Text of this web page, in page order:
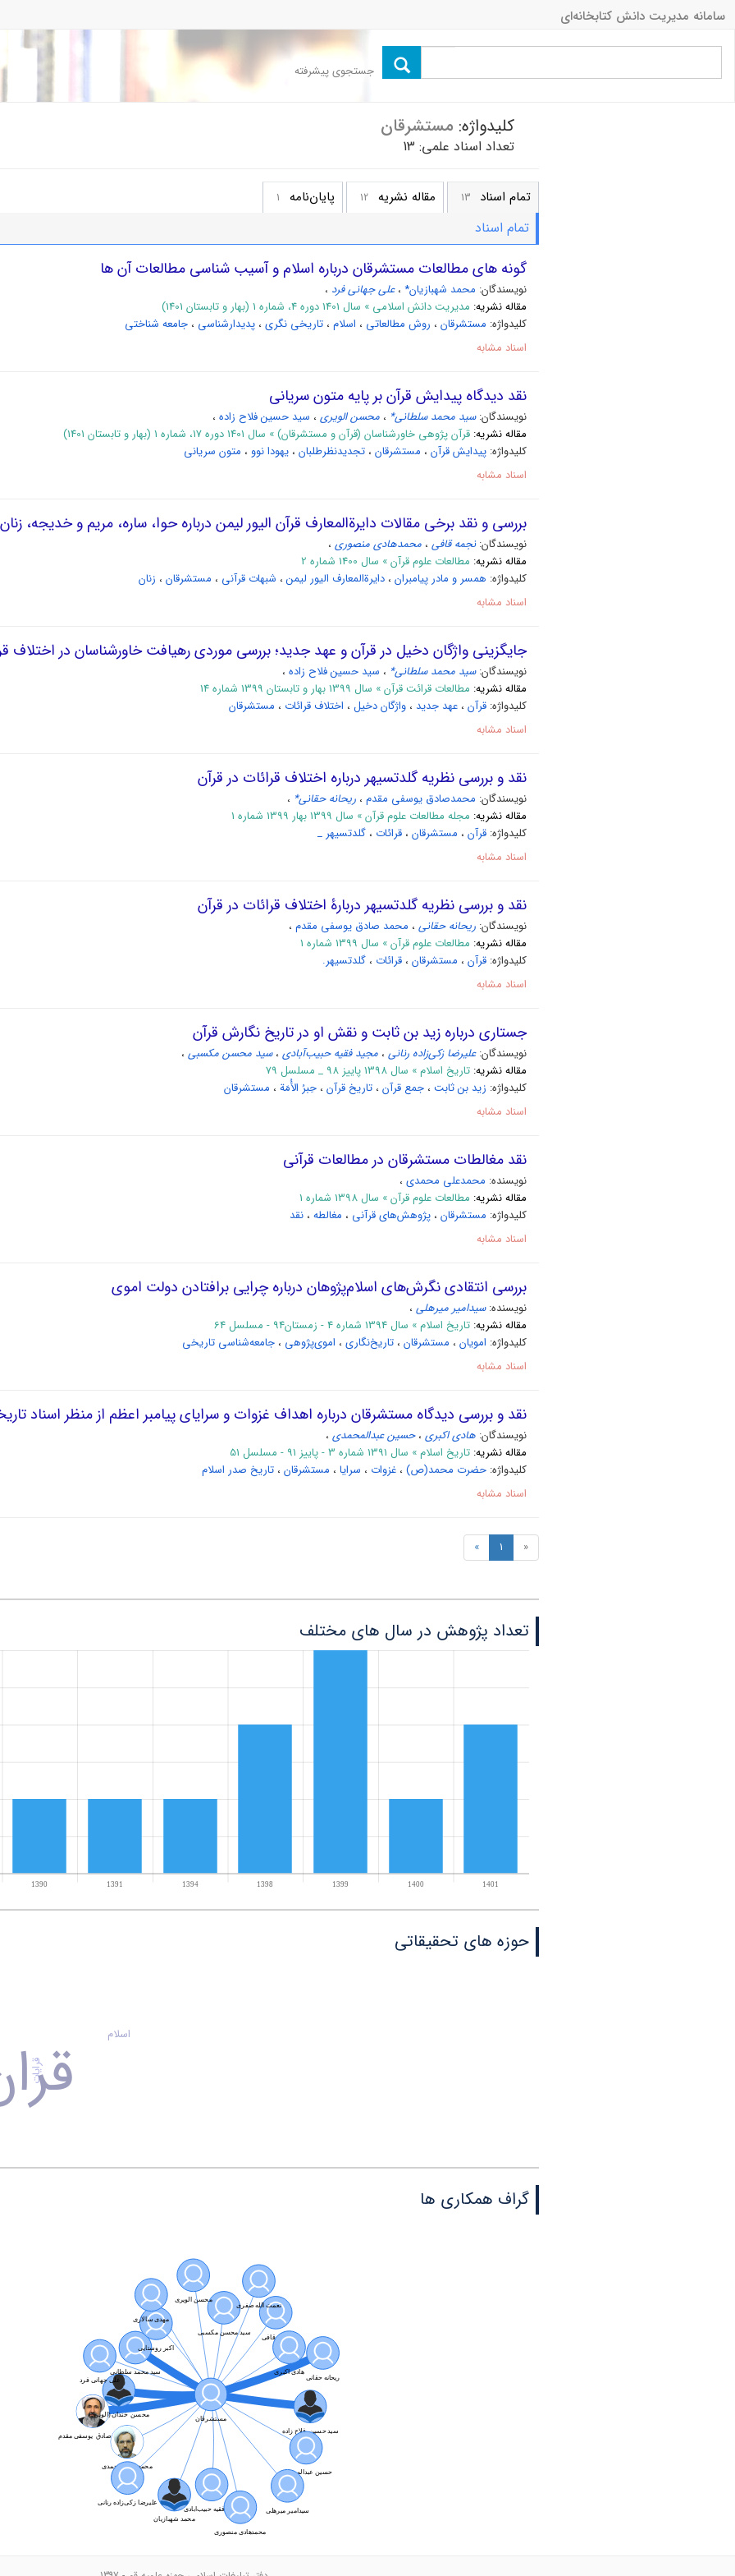
سامانه مدیریت دانش کتابخانه‌ای
جستجوی پیشرفته
کلیدواژه: مستشرقان
تعداد اسناد علمی: 13
تمام اسناد 13 مقاله نشریه 12 پایان‌نامه 1
تمام اسناد
گونه های مطالعات مستشرقان درباره اسلام و آسیب شناسی مطالعات آن ها
نویسندگان: محمد شهبازیان* ،علی جهانی فرد ،
مقاله نشریه: مدیریت دانش اسلامی » سال 1401 دوره 4، شماره 1 (بهار و تابستان 1401)
کلیدواژه: مستشرقان ، روش مطالعاتی ، اسلام ، تاریخی نگری ، پدیدارشناسی ، جامعه شناختی
اسناد مشابه
نقد دیدگاه پیدایش قرآن بر پایه متون سریانی
نویسندگان:سید محمد سلطانی* ، محسن الویری ، سید حسین فلاح زاده ،
مقاله نشریه: قرآن پژوهی خاورشناسان (قرآن و مستشرقان) » سال 1401 دوره 17، شماره 1 (بهار و تابستان 1401)
کلیدواژه: پیدایش قرآن ، مستشرقان ، تجدیدنظرطلبان ، یهودا نوو ، متون سریانی
اسناد مشابه
بررسی و نقد برخی مقالات دایرة‌المعارف قرآن الیور لیمن درباره حوا، ساره، مریم و خدیجه،
نویسندگان:نجمه قافی ، محمدهادی منصوری ،
مقاله نشریه: مطالعات علوم قرآن » سال 1400 شماره 2
کلیدواژه: همسر و مادر پیامبران ، دایرة‌المعارف الیور لیمن ، شبهات قرآنی ، مستشرقان ، زنان
اسناد مشابه
جایگزینی واژگان دخیل در قرآن و عهد جدید؛ بررسی موردی رهیافت خاورشناسان در اختلاف
نویسندگان:سید محمد سلطانی* ، سید حسین فلاح زاده ،
مقاله نشریه: مطالعات قرائت قرآن » سال 1399 بهار و تابستان 1399 شماره 14
کلیدواژه: قرآن ، عهد جدید ، واژگان دخیل ، اختلاف قرائات ، مستشرقان
اسناد مشابه
نقد و بررسی نظریه گلدتسیهر درباره اختلاف قرائات در قرآن
نویسندگان: محمدصادق یوسفی مقدم ، ریحانه حقانی* ،
مقاله نشریه: مجله مطالعات علوم قرآن » سال 1399 بهار 1399 شماره 1
کلیدواژه: قرآن ، مستشرقان ، قرائات ، گلدتسیهر _
اسناد مشابه
نقد و بررسی نظریه گلدتسیهر دربارۀ اختلاف قرائات در قرآن
نویسندگان: ریحانه حقانی ، محمد صادق یوسفی مقدم ،
مقاله نشریه: مطالعات علوم قرآن » سال 1399 شماره 1
کلیدواژه: ﻗﺮآن ، ﻣﺴﺘﺸﺮﻗﺎن ، ﻗﺮاﺋﺎت ، ﮔﻠﺪتسیهر. ‬‬‬
اسناد مشابه
جستاری درباره زید بن ثابت و نقش او در تاریخ نگارش قرآن
نویسندگان:علیرضا زکی‌زاده رنانی ، مجید فقیه حبیب‌آبادی ،سید محسن مکسبی ،
مقاله نشریه: تاریخ اسلام » سال 1398 پاییز 98 _ مسلسل 79
کلیدواژه: زید بن ثابت ، جمع قرآن ، تاریخ قرآن ، حِبرُ الأُمَة ، مستشرقان
اسناد مشابه
نقد مغالطات مستشرقان در مطالعات قرآنی
نویسنده: محمدعلی محمدی ،
مقاله نشریه: مطالعات علوم قرآن » سال 1398 شماره 1
کلیدواژه: مستشرقان ، پژوهش‌‌های قرآنی ، مغالطه ، نقد
اسناد مشابه
بررسی انتقادی نگرش‌های اسلام‌پژوهان درباره چرایی برافتادن دولت اموی
نویسنده:سیدامیر میرهلی ،
مقاله نشریه: تاریخ اسلام » سال 1394 شماره 4 - زمستان94 - مسلسل 64
کلیدواژه: امویان ، مستشرقان ، تاریخ‌نگاری ، اموی‌پژوهی ، جامعه‌شناسی تاریخی
اسناد مشابه
نقد و بررسی دیدگاه مستشرقان درباره اهداف غزوات و سرایای پیامبر اعظم از منظر اسناد
نویسندگان: هادی اکبری ،حسین عبدالمحمدی ،
مقاله نشریه: تاریخ اسلام » سال 1391 شماره 3 - پاییز 91 - مسلسل 51
کلیدواژه: حضرت محمد(ص) ، غزوات ، سرایا ، مستشرقان ، تاریخ صدر اسلام
اسناد مشابه
«
1
»
تعداد پژوهش در سال های مختلف
حوزه های تحقیقاتی
اسلام
قرایات
گراف همکاری ها